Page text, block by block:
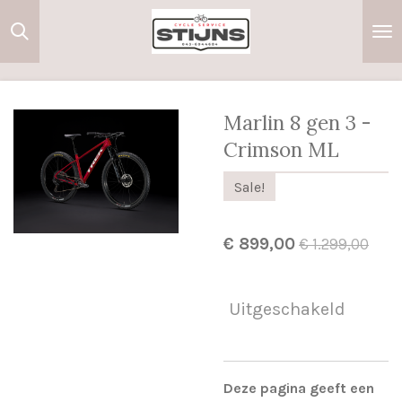
Ga
direct
Marlin 8 gen 3 -
Crimson ML
Sale!
€ 899,00 € 1.299,00
Uitgeschakeld
Deze pagina geeft een